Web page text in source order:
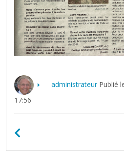
administrateurPublié
17:56